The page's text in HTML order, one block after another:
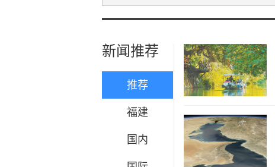
新闻推荐
推荐
福建
国内